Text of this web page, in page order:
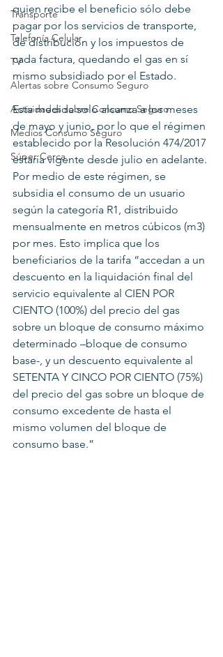
Transporte
Telefonía Celular
TV
Alertas sobre Consumo Seguro
Actividades sobre Consumo Seguro
Medios Consumo Seguro
Súper Cerca
quien recibe el beneficio sólo debe
pagar por los servicios de transporte,
de distribución y los impuestos de
cada factura, quedando el gas en sí
mismo subsidiado por el Estado.
Esta medida solo alcanza a los meses
de mayo y junio, por lo que el régimen
establecido por la Resolución 474/2017
estaría vigente desde julio en adelante.
Por medio de este régimen, se
subsidia el consumo de un usuario
según la categoría R1, distribuido
mensualmente en metros cúbicos (m3)
por mes. Esto implica que los
beneficiarios de la tarifa “accedan a un
descuento en la liquidación final del
servicio equivalente al CIEN POR
CIENTO (100%) del precio del gas
sobre un bloque de consumo máximo
determinado –bloque de consumo
base-, y un descuento equivalente al
SETENTA Y CINCO POR CIENTO (75%)
del precio del gas sobre un bloque de
consumo excedente de hasta el
mismo volumen del bloque de
consumo base.”